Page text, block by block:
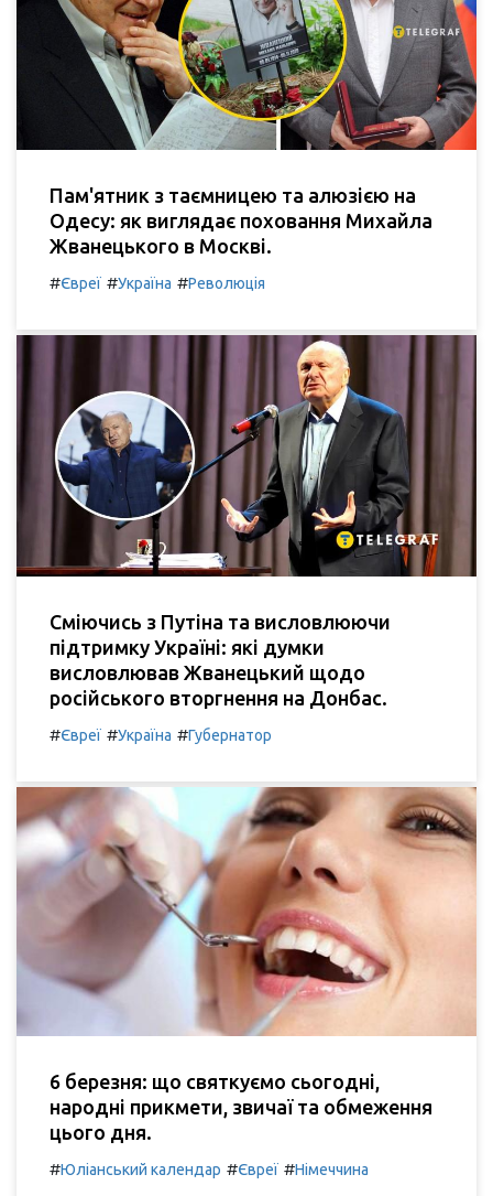
Пам'ятник з таємницею та алюзією на
Одесу: як виглядає поховання Михайла
Жванецького в Москві.
#Євреї #Україна #Революція
Сміючись з Путіна та висловлюючи
підтримку Україні: які думки
висловлював Жванецький щодо
російського вторгнення на Донбас.
#Євреї #Україна #Губернатор
6 березня: що святкуємо сьогодні,
народні прикмети, звичаї та обмеження
цього дня.
#Юліанський календар #Євреї #Німеччина